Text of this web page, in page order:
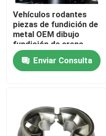
Control de calidad
Éntrenos en contacto
Noticias
Piezas de lanzamiento
Vehículos rodantes
piezas de fundición de
metal OEM dibujo
fundición de arena
Enviar Consulta